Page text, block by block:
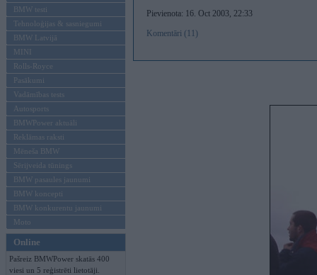
BMW testi
Tehnoloģijas & sasniegumi
BMW Latvijā
MINI
Rolls-Royce
Pasākumi
Vadāmības tests
Autosports
BMWPower aktuāli
Reklāmas raksti
Mēneša BMW
Sērijveida tūnings
BMW pasaules jaunumi
BMW koncepti
BMW konkurentu jaunumi
Moto
Online
Pašreiz BMWPower skatās 400
viesi un 5 reģistrēti lietotāji.
Pievienota: 16. Oct 2003, 22:33
Komentāri (11)